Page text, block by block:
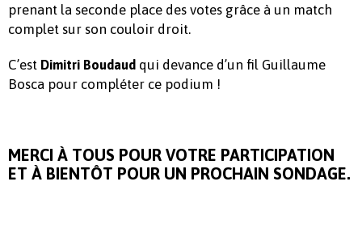
prenant la seconde place des votes grâce à un match
complet sur son couloir droit.
C’est Dimitri Boudaud qui devance d’un fil Guillaume
Bosca pour compléter ce podium !
MERCI À TOUS POUR VOTRE PARTICIPATION
ET À BIENTÔT POUR UN PROCHAIN SONDAGE.